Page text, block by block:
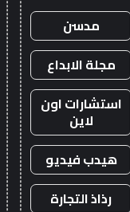
مدسن
مجلة الابداع
استشارات اون
لاين
هيدب فيديو
رذاذ التجارة